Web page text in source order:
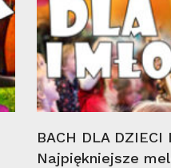
BACH DLA DZIECI
Najpiękniejsze